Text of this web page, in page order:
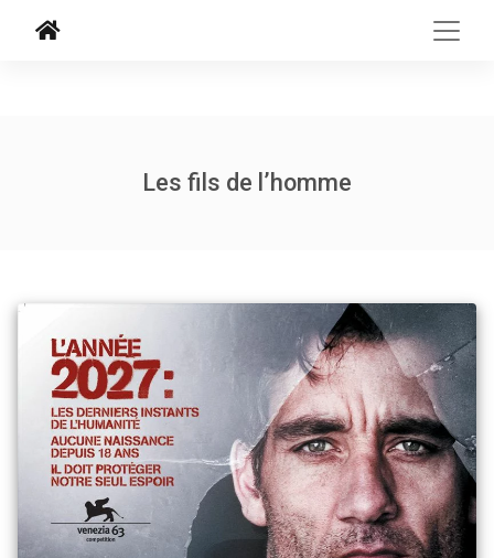
Les fils de l’homme